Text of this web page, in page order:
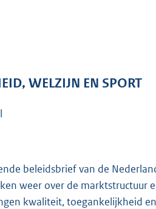
WELZIJN EN SPORT
beleidsbrief van de
weer over de marktstructuur
kwaliteit, toegankelijkheid